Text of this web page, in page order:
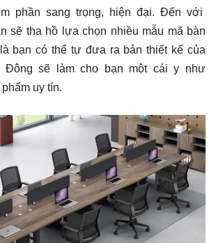
phần sang trọng, hiện đại. Đến với
sẽ tha hồ lựa chọn nhiều mẫu mã bàn
bạn có thể tự đưa ra bản thiết kế của
Đông sẽ làm cho bạn một cái y như
uy tín.